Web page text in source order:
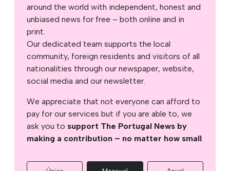
around the world with independent, honest and
unbiased news for free – both online and in
print.
Our dedicated team supports the local
community, foreign residents and visitors of all
nationalities through our newspaper, website,
social media and our newsletter.
We appreciate that not everyone can afford to
pay for our services but if you are able to, we
ask you to support The Portugal News by
making a contribution – no matter how small.